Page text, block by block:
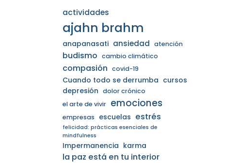
actividades
ajahn brahm
anapanasati ansiedad atención
budismo cambio climático
compasión covid-19
Cuando todo se derrumba cursos
depresión dolor crónico
el arte de vivir
emociones
empresas escuelas estrés
felicidad: prácticas esenciales de
mindfulness
Impermanencia karma
la paz está en tu interior